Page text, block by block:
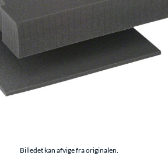
Billedet kan afvige fra originalen.